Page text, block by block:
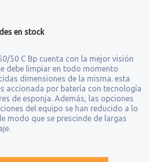
en stock
50 C Bp cuenta con la mejor visión
debe limpiar en todo momento
dimensiones de la misma. esta
accionada por batería con tecnología
de esponja. Además, las opciones
del equipo se han reducido a lo
modo que se prescinde de largas